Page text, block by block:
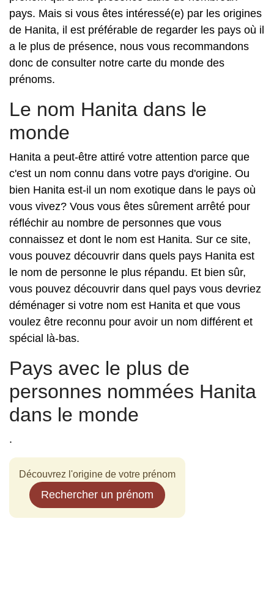
pays. Mais si vous êtes intéressé(e) par les origines
de Hanita, il est préférable de regarder les pays où il
a le plus de présence, nous vous recommandons
donc de consulter notre carte du monde des
prénoms.
Le nom Hanita dans le
monde
Hanita a peut-être attiré votre attention parce que
c'est un nom connu dans votre pays d'origine. Ou
bien Hanita est-il un nom exotique dans le pays où
vous vivez? Vous vous êtes sûrement arrêté pour
réfléchir au nombre de personnes que vous
connaissez et dont le nom est Hanita. Sur ce site,
vous pouvez découvrir dans quels pays Hanita est
le nom de personne le plus répandu. Et bien sûr,
vous pouvez découvrir dans quel pays vous devriez
déménager si votre nom est Hanita et que vous
voulez être reconnu pour avoir un nom différent et
spécial là-bas.
Pays avec le plus de
personnes nommées Hanita
dans le monde
.
Découvrez l'origine de votre prénom
Rechercher un prénom